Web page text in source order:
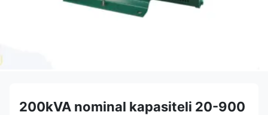
200kVA nominal kapasiteli 20-900